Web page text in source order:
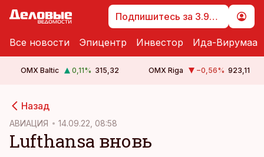
Подпишитесь за 3.99 €
Все новости Эпицентр Инвестор Ида-Вирумаа
OMX Baltic 0,11% 315,32 OMX Riga −0,56% 923,11
Назад
АВИАЦИЯ 14.09.22, 08:58
Lufthansa вновь